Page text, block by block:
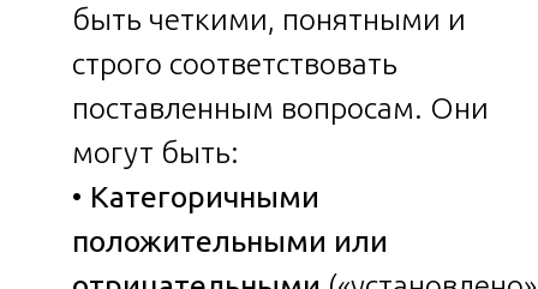
быть четкими, понятными и
строго соответствовать
поставленным вопросам. Они
могут быть:
• Категоричными
положительными или